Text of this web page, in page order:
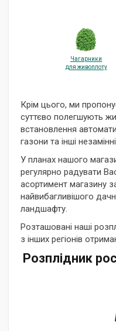
Чагарники
для живоплоту
Крім цього, ми
суттєво полегшують
встановлення
газони та інші
У планах нашого
регулярно радувати
асортимент магазину
найвибагливішого
ландшафту.
Розташовані наші
з інших регіонів
Розплідник